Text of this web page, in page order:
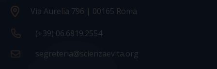
Via Aurelia 796 | 00165 Roma
(+39) 06.6819.2554
segreteria@scienzaevita.org